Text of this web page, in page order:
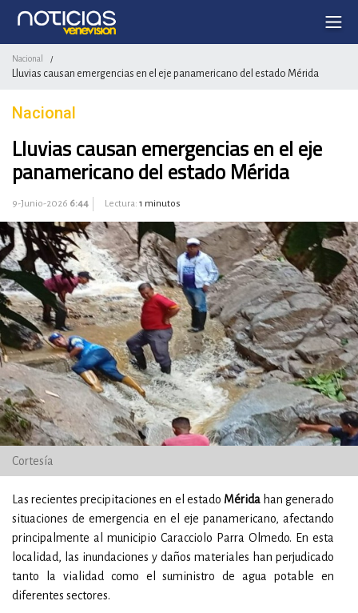
Nacional /
Lluvias causan emergencias en el eje panamericano del estado Mérida
Nacional
Lluvias causan emergencias en el eje
panamericano del estado Mérida
9-Junio-2026 6:44 Lectura: 1 minutos
Cortesía
Las recientes precipitaciones en el estado Méridahan generado
situaciones de emergencia en el eje panamericano, afectando
principalmente al municipio Caracciolo Parra Olmedo. En esta
localidad, las inundaciones y daños materiales han perjudicado
tanto la vialidad como el suministro de agua potable en
diferentes sectores.